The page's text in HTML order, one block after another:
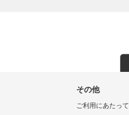
その他
ご利用にあたって